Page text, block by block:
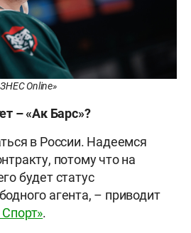
Online»
– «Ак Барс»?
в России. Надеемся
потому что на
будет статус
агента, – приводит
.